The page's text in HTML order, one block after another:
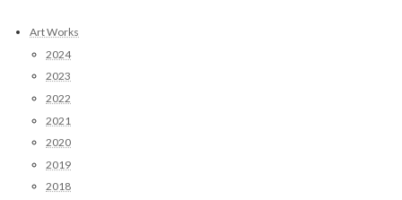
Art Works
2024
2023
2022
2021
2020
2019
2018